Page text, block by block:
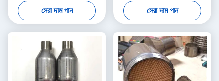
সেরা দাম পান সেরা দাম পান